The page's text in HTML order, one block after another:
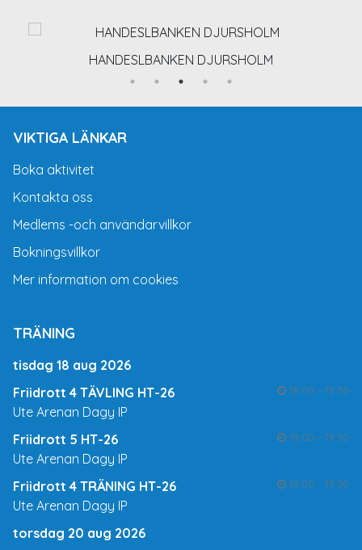
HANDESLBANKEN DJURSHOLM
VIKTIGA LÄNKAR
Boka aktivitet
Kontakta oss
Medlems -och användarvillkor
Bokningsvillkor
Mer information om cookies
TRÄNING
tisdag 18 aug 2026
Friidrott 4 TÄVLING HT-26
18:00 - 19:30
Ute Arenan Dagy IP
Friidrott 5 HT-26
18:00 - 19:30
Ute Arenan Dagy IP
Friidrott 4 TRÄNING HT-26
18:00 - 19:30
Ute Arenan Dagy IP
torsdag 20 aug 2026